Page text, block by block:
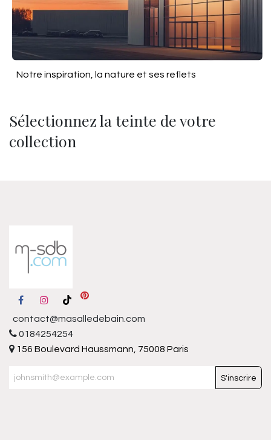
Sélectionnez la teinte de votre
collection
Notre inspiration, la nature et ses reflets
contact@masalledebain.com
0184254254
156 Boulevard Haussmann, 75008 Paris
S'inscrire